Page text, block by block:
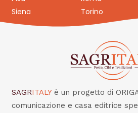
Siena
Torino
SAGRITALY è un progetto di
comunicazione e casa editrice